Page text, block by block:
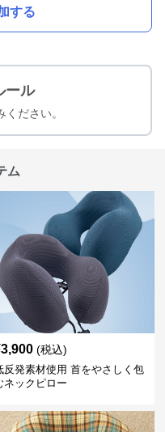
する
ール
ださい。
ム
3,900 (税込)
反発素材使用 首をやさしく包
ネックピロー